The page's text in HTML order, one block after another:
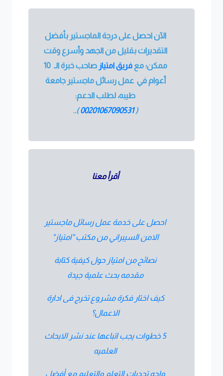
الآن احصل على درجة الماجستير بأفضل
التقديرات بقليل من الجهد وأسرع وقت
ممكن؛ معفريق امتياز
صاحب خبرة الـ 10
أعوام في عمل رسائل ماجستير جامعة
طيبه، لطلب الدعم:
(
00201067090531
).
.
أقرأ معنا
احصل على خدمة عمل رسائل ماجستير
الامن السيبراني من مكتب "امتياز"
نصائح من امتياز حول كيفية كتابة
مقدمه بحث علمية جيدة
كيف اختار فكرة مشروع تخرج فى ادارة
الاعمال؟
5 خطوات يجب اتباعها عند نشر الابحاث
العلميه
واجه تحديات التعلم والتعليم مع أفضل